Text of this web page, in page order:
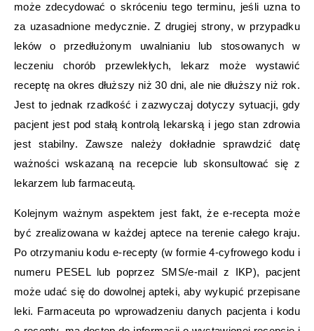
może zdecydować o skróceniu tego terminu, jeśli uzna to
za uzasadnione medycznie. Z drugiej strony, w przypadku
leków o przedłużonym uwalnianiu lub stosowanych w
leczeniu chorób przewlekłych, lekarz może wystawić
receptę na okres dłuższy niż 30 dni, ale nie dłuższy niż rok.
Jest to jednak rzadkość i zazwyczaj dotyczy sytuacji, gdy
pacjent jest pod stałą kontrolą lekarską i jego stan zdrowia
jest stabilny. Zawsze należy dokładnie sprawdzić datę
ważności wskazaną na recepcie lub skonsultować się z
lekarzem lub farmaceutą.
Kolejnym ważnym aspektem jest fakt, że e-recepta może
być zrealizowana w każdej aptece na terenie całego kraju.
Po otrzymaniu kodu e-recepty (w formie 4-cyfrowego kodu i
numeru PESEL lub poprzez SMS/e-mail z IKP), pacjent
może udać się do dowolnej apteki, aby wykupić przepisane
leki. Farmaceuta po wprowadzeniu danych pacjenta i kodu